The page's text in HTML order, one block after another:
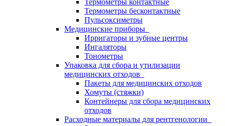
Термометры контактные
Термометры бесконтактные
Пульсоксиметры
Медицинские приборы
Ирригаторы и зубные центры
Ингаляторы
Тонометры
Упаковка для сбора и утилизации
медицинских отходов
Пакеты для медицинских отходов
Хомуты (стяжки)
Контейнеры для сбора медицинских
отходов
Расходные материалы для рентгенологии